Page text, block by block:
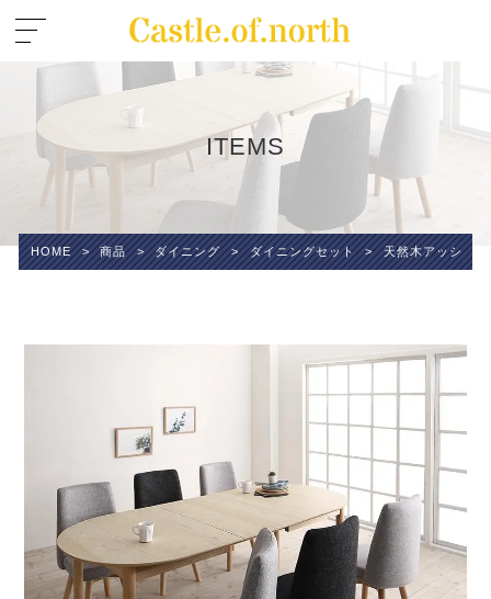
ITEMS
HOME > 商品 > ダイニング > ダイニングセット > 天然木アッシュ